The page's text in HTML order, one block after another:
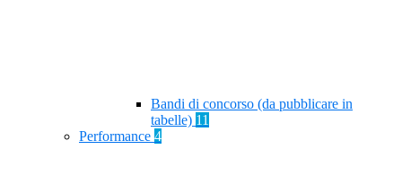
Bandi di concorso (da pubblicare in
tabelle) 11
Performance 4